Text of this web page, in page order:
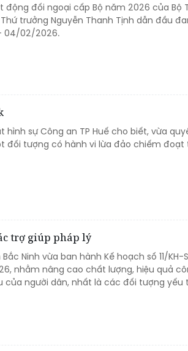
động đối ngoại cấp Bộ năm 2026 của Bộ
trưởng Nguyễn Thanh Tịnh dẫn đầu
04/02/2026.
hình sự Công an TP Huế cho biết, vừa
đối tượng có hành vi lừa đảo chiếm
trợ giúp pháp lý
Ninh vừa ban hành Kế hoạch số 11/
nhằm nâng cao chất lượng, hiệu quả
của người dân, nhất là các đối tượng yếu